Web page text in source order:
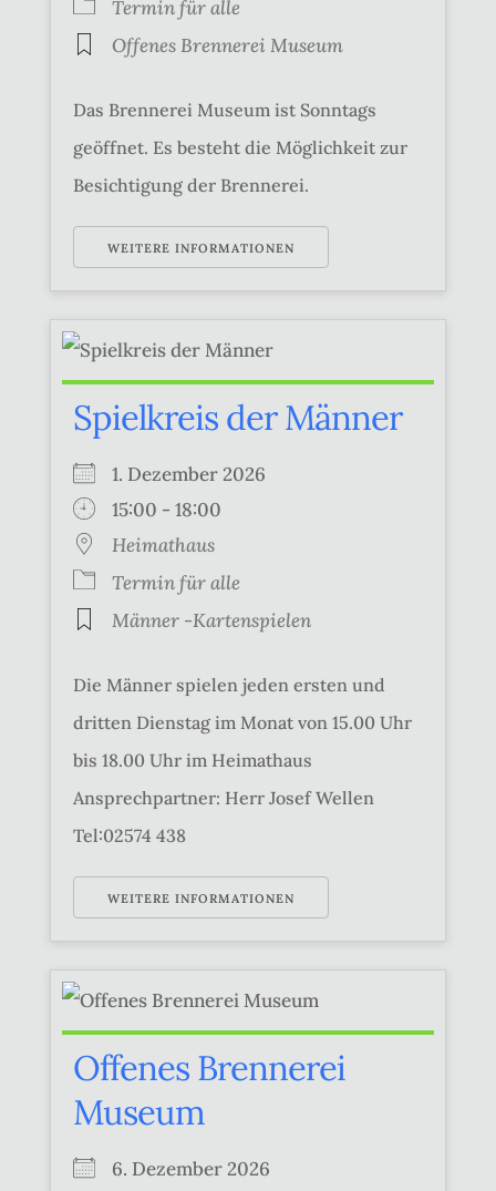
Termin für alle
Offenes Brennerei Museum
Das Brennerei Museum ist Sonntags
geöffnet. Es besteht die Möglichkeit zur
Besichtigung der Brennerei.
WEITERE INFORMATIONEN
Spielkreis der Männer
1. Dezember 2026
15:00 - 18:00
Heimathaus
Termin für alle
Männer -Kartenspielen
Die Männer spielen jeden ersten und
dritten Dienstag im Monat von 15.00 Uhr
bis 18.00 Uhr im Heimathaus
Ansprechpartner: Herr Josef Wellen
Tel:02574 438
WEITERE INFORMATIONEN
Offenes Brennerei
Museum
6. Dezember 2026